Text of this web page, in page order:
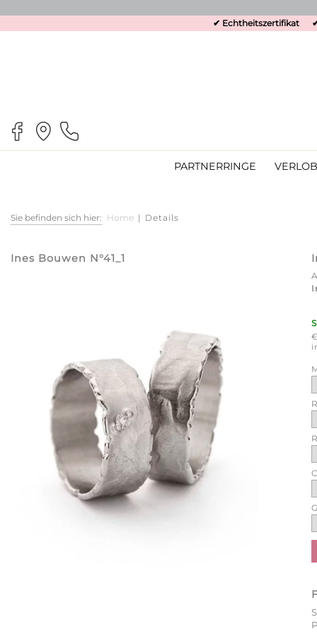
✔ Echtheitszertifikat
PARTNERRINGE
Sie befinden sich hier: Home | Details
Ines Bouwen N°41_1